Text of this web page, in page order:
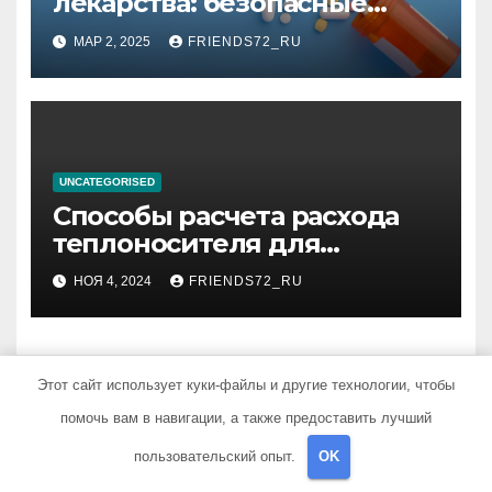
способы утилизации
МАР 2, 2025 FRIENDS72_RU
UNCATEGORISED
Способы расчета расхода
теплоносителя для
системы отопления
НОЯ 4, 2024 FRIENDS72_RU
Добавить комментарий
Для отправки комментария вам необходимо
Этот сайт использует куки-файлы и другие технологии, чтобы
помочь вам в навигации, а также предоставить лучший
пользовательский опыт. OK